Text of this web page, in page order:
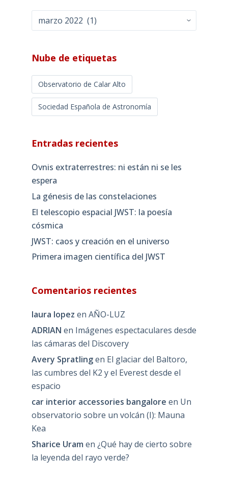
mensuales
Nube de etiquetas
Observatorio de Calar Alto
Sociedad Española de Astronomía
Entradas recientes
Ovnis extraterrestres: ni están ni se les
espera
La génesis de las constelaciones
El telescopio espacial JWST: la poesía
cósmica
JWST: caos y creación en el universo
Primera imagen científica del JWST
Comentarios recientes
laura lopez en AÑO-LUZ
ADRIAN en Imágenes espectaculares desde
las cámaras del Discovery
Avery Spratlingen El glaciar del Baltoro,
las cumbres del K2 y el Everest desde el
espacio
car interior accessories bangalore en Un
observatorio sobre un volcán (I): Mauna
Kea
Sharice Uram en ¿Qué hay de cierto sobre
la leyenda del rayo verde?